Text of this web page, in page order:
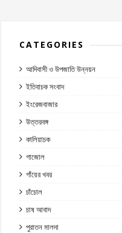
CATEGORIES
আদিবাসী ও উপজাতি উন্নয়ন
ইতিবাচক সংবাদ
ইংরেজবাজার
উত্তরবঙ্গ
কালিয়াচক
গাজোল
গাঁয়ের খবর
চাঁচোল
চাষ আবাদ
পুরাতন মালদা